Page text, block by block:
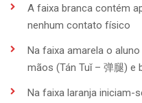
A faixa branca contém
nenhum contato físico
Na faixa amarela o
mãos (Tán Tuǐ – 弹腿) e
Na faixa laranja